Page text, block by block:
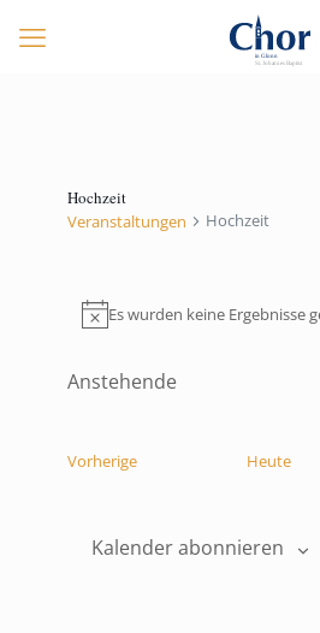
Hochzeit
Veranstaltungen
Hochzeit
HinweisEs wurden keine Ergebnisse
Anstehende
VorherigeVeranstaltungenHeute
Kalender abonnieren